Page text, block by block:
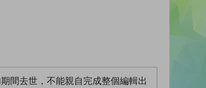
間去世，不能親自完成整個編輯出